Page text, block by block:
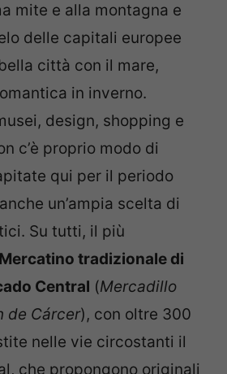
mite e alla montagna e
delle capitali europee
città con il mare,
in inverno.
design, shopping e
c’è proprio modo di
qui per il periodo
un’ampia scelta di
Su tutti, il più
Mercatino tradizionale di
Central (Mercadillo
de Cárcer), con oltre 300
nelle vie circostanti il
che propongono originali